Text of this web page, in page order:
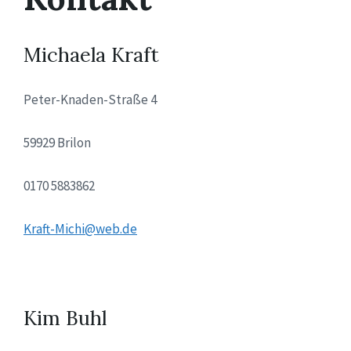
Michaela Kraft
Peter-Knaden-Straße 4
59929 Brilon
0170 5883862
Kraft-Michi@web.de
Kim Buhl